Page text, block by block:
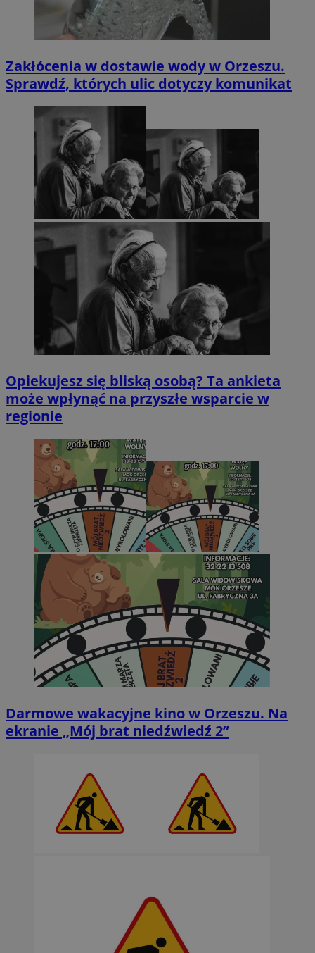
Zakłócenia w dostawie wody w Orzeszu.
Sprawdź, których ulic dotyczy komunikat
Opiekujesz się bliską osobą? Ta ankieta
może wpłynąć na przyszłe wsparcie w
regionie
Darmowe wakacyjne kino w Orzeszu. Na
ekranie „Mój brat niedźwiedź 2”